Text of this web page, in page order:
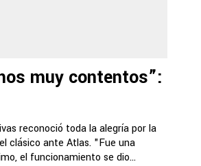
muy contentos”:
reconoció toda la alegría por la
clásico ante Atlas. "Fue una
el funcionamiento se dio...